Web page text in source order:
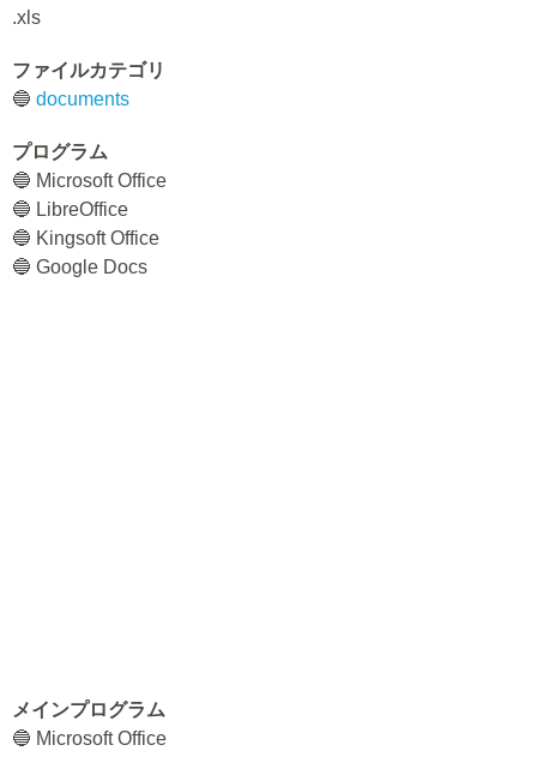
.xls
ファイルカテゴリ
🔵 documents
プログラム
🔵 Microsoft Office
🔵 LibreOffice
🔵 Kingsoft Office
🔵 Google Docs
メインプログラム
🔵 Microsoft Office